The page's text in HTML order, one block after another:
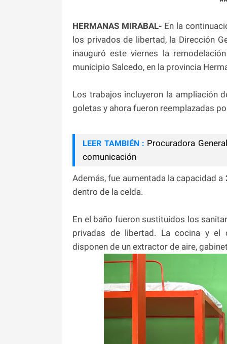
HERMANAS MIRABAL- En la
los privados de libertad, la Dirección
inauguró este viernes la
municipio Salcedo, en la provincia
Los trabajos incluyeron la ampliación
goletas y ahora fueron reemplazadas
LEER TAMBIÉN : Procuradora
comunicación
Además, fue aumentada la capacidad a
dentro de la celda.
En el baño fueron sustituidos los
privadas de libertad. La cocina y el
disponen de un extractor de aire,